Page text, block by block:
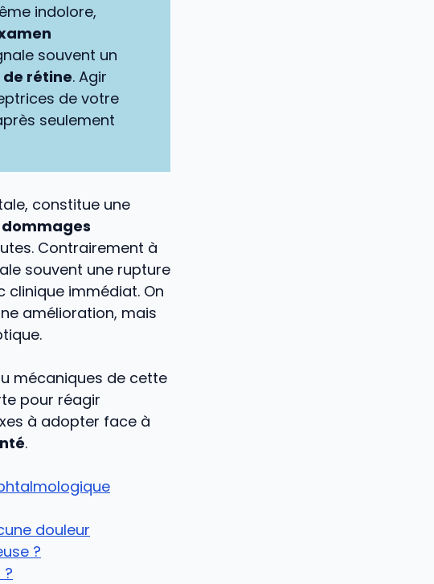
indolore,
souvent un
rétine. Agir
de votre
seulement
constitue une
Contrairement à
souvent une rupture
immédiat. On
amélioration, mais
mécaniques de cette
pour réagir
à adopter face à
.
douleur
?